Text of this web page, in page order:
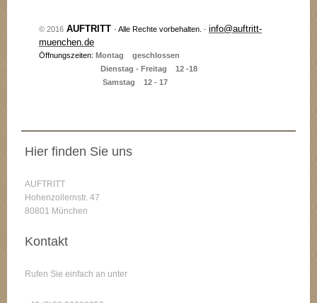
© 2016 AUFTRITT · Alle Rechte vorbehalten. · info@auftritt-
muenchen.de
Öffnungszeiten: Montag geschlossen
Dienstag - Freitag 12 -18
Samstag 12 - 17
Hier finden Sie uns
AUFTRITT
Hohenzollernstr. 47
80801 München
Kontakt
Rufen Sie einfach an unter